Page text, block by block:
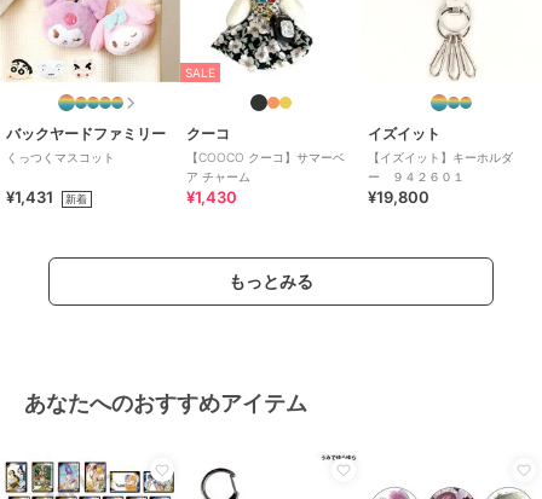
バックヤードファミリー
くっつくマスコット
¥1,431 新着
SALE
クーコ
【COOCO クーコ】サマーベ
ア チャーム
¥1,430
イズイット
【イズイット】キーホルダ
ー ９４２６０１
¥19,800
もっとみる
あなたへのおすすめアイテム